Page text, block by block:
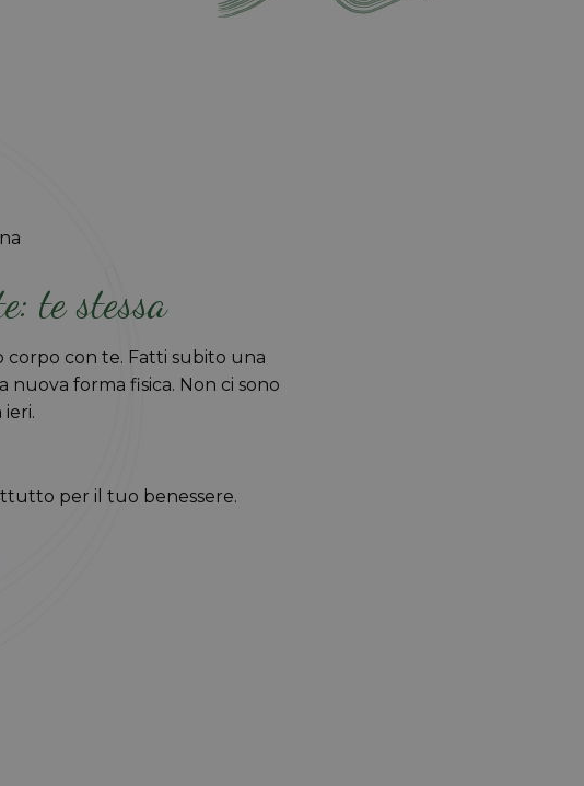
te stessa
corpo con te. Fatti subito una
forma fisica. Non ci sono
per il tuo benessere.